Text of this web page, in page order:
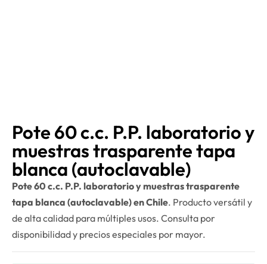
Pote 60 c.c. P.P. laboratorio y
muestras trasparente tapa
blanca (autoclavable)
Pote 60 c.c. P.P. laboratorio y muestras trasparente
tapa blanca (autoclavable) en Chile. Producto versátil y
de alta calidad para múltiples usos. Consulta por
disponibilidad y precios especiales por mayor.